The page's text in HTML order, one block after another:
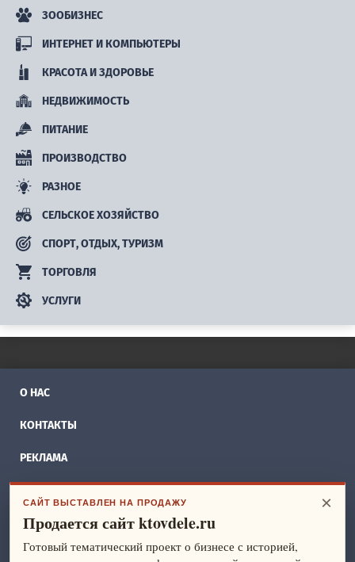
ЗООБИЗНЕС
ИНТЕРНЕТ И КОМПЬЮТЕРЫ
КРАСОТА И ЗДОРОВЬЕ
НЕДВИЖИМОСТЬ
ПИТАНИЕ
ПРОИЗВОДСТВО
РАЗНОЕ
СЕЛЬСКОЕ ХОЗЯЙСТВО
СПОРТ, ОТДЫХ, ТУРИЗМ
ТОРГОВЛЯ
УСЛУГИ
О НАС
КОНТАКТЫ
РЕКЛАМА
СПРАВОЧНИК
ФРАНШИЗЫ
×
САЙТ ВЫСТАВЛЕН НА ПРОДАЖУ
Продается сайт ktovdele.ru
Готовый тематический проект о бизнесе с историей,